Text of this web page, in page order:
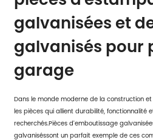
galvanisées et
galvanisés pour
garage
Dans le monde moderne de la construction
les pièces qui allient durabilité, fonctionnalité
recherchés.Pièces d'emboutissage
galvaniséssont un parfait exemple de ces